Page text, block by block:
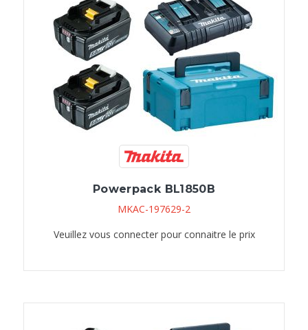
Powerpack BL1850B
MKAC-197629-2
Veuillez vous connecter pour connaitre le prix